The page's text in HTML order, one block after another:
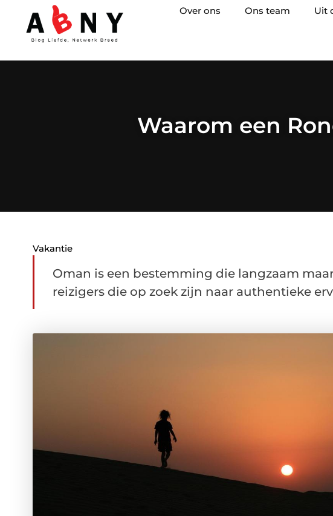
Over ons Ons team Uit
Waarom een
Vakantie
Oman is een bestemming die langzaam
reizigers die op zoek zijn naar authentieke